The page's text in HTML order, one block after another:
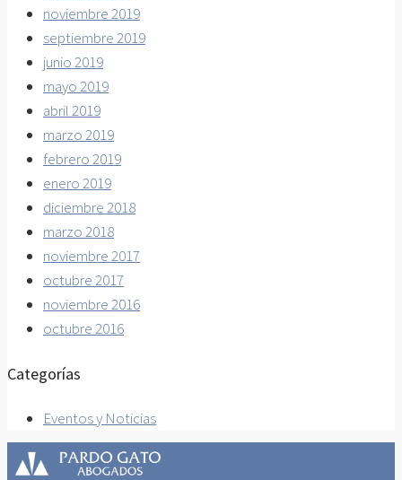
noviembre 2019
septiembre 2019
junio 2019
mayo 2019
abril 2019
marzo 2019
febrero 2019
enero 2019
diciembre 2018
marzo 2018
noviembre 2017
octubre 2017
noviembre 2016
octubre 2016
Categorías
Eventos y Noticias